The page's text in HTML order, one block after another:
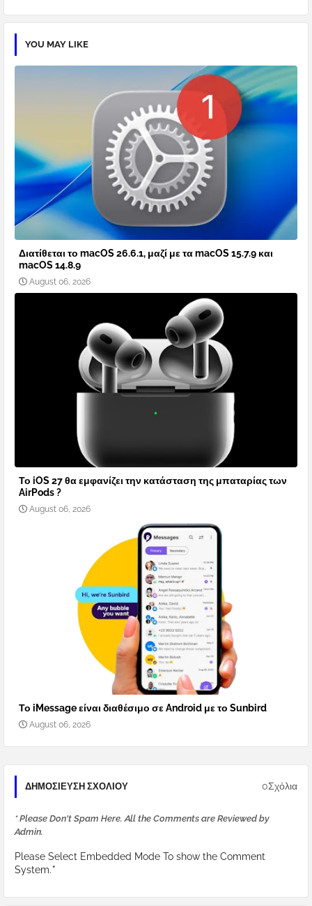
YOU MAY LIKE
Διατίθεται το macOS 26.6.1, μαζί με τα macOS 15.7.9 και
macOS 14.8.9
August 06, 2026
Το iOS 27 θα εμφανίζει την κατάσταση της μπαταρίας των
AirPods ?
August 06, 2026
Το iMessage είναι διαθέσιμο σε Android με το Sunbird
August 06, 2026
ΔΗΜΟΣΊΕΥΣΗ ΣΧΟΛΊΟΥ 0Σχόλια
* Please Don't Spam Here. All the Comments are Reviewed by
Admin.
Please Select Embedded Mode To show the Comment
System.*